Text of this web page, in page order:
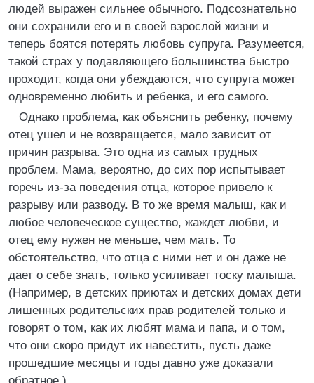
людей выражен сильнее обычного. Подсознательно
они сохранили его и в своей взрослой жизни и
теперь боятся потерять любовь супруга. Разумеется,
такой страх у подавляющего большинства быстро
проходит, когда они убеждаются, что супруга может
одновременно любить и ребенка, и его самого.
Однако проблема, как объяснить ребенку, почему
отец ушел и не возвращается, мало зависит от
причин разрыва. Это одна из самых трудных
проблем. Мама, вероятно, до сих пор испытывает
горечь из-за поведения отца, которое привело к
разрыву или разводу. В то же время малыш, как и
любое человеческое существо, жаждет любви, и
отец ему нужен не меньше, чем мать. То
обстоятельство, что отца с ними нет и он даже не
дает о себе знать, только усиливает тоску малыша.
(Например, в детских приютах и детских домах дети
лишенных родительских прав родителей только и
говорят о том, как их любят мама и папа, и о том,
что они скоро придут их навестить, пусть даже
прошедшие месяцы и годы давно уже доказали